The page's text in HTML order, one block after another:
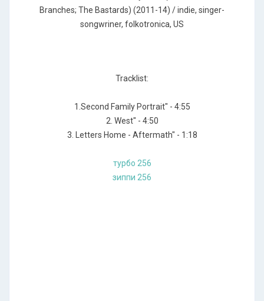
Tracklist:
1.Second Family Portrait" - 4:55
2. West" - 4:50
3. Letters Home - Aftermath" - 1:18
турбо 256
зиппи 256